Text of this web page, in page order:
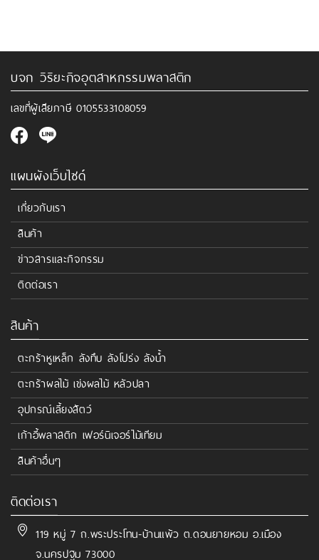
บจก วิริยะกิจอุตสาหกรรมพลาสติก
เลขที่ผู้เสียภาษี0105533108059
แผนผังเว็บไซด์
เกี่ยวกับเรา
สินค้า
ข่าวสารและกิจกรรม
ติดต่อเรา
สินค้า
ตะกร้าหูเหล็ก ลังทึบ ลังโปร่ง ลังน้ำ
ตะกร้าผลไม้ เข่งผลไม้ หลัวปลา
อุปกรณ์เลี้ยงสัตว์
เก้าอี้พลาสติก เฟอร์นิเจอร์ไม้เทียม
สินค้าอื่นๆ
ติดต่อเรา
119 หมู่ 7 ถ.พระประโทน-บ้านแพ้ว ต.ดอนยายหอม อ.เมือง
จ.นครปฐม 73000